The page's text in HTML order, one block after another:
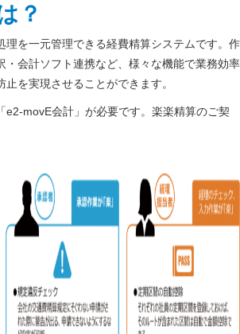
？
理を一元管理できる経費精算システムです。作
・会計ソフト連携など、様々な機能で業務効率
を実現させることができます。
e2-movE会計」が必要です。楽楽精算のご契